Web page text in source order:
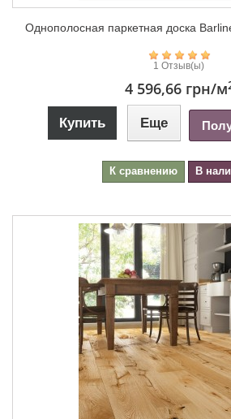
Однополосная паркетная доска
1 Отзыв(ы)
4 596,66 грн/м
Купить Еще
К сравнению В